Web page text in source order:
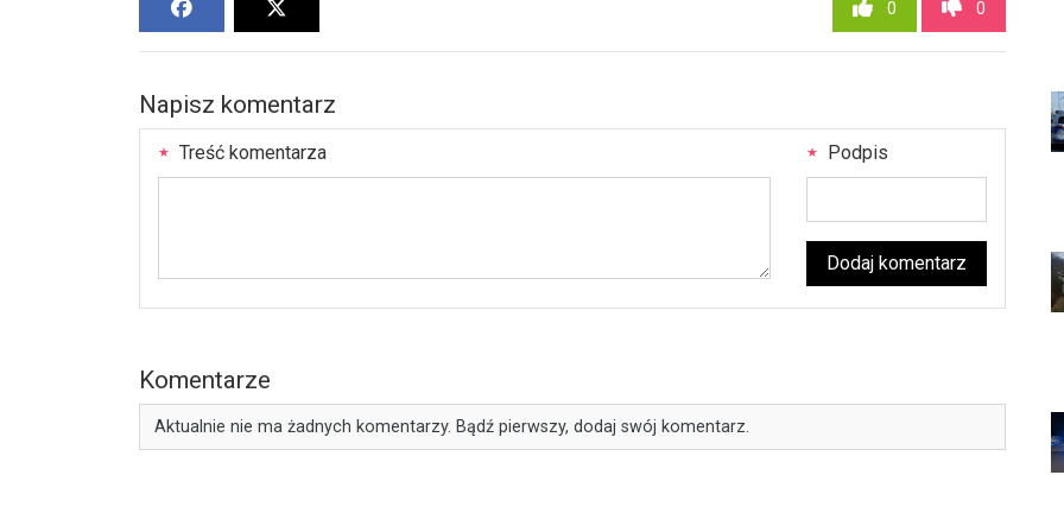
0 0
Napisz komentarz
Treść komentarza Podpis
Dodaj komentarz
Komentarze
Aktualnie nie ma żadnych komentarzy. Bądź pierwszy, dodaj swój komentarz.